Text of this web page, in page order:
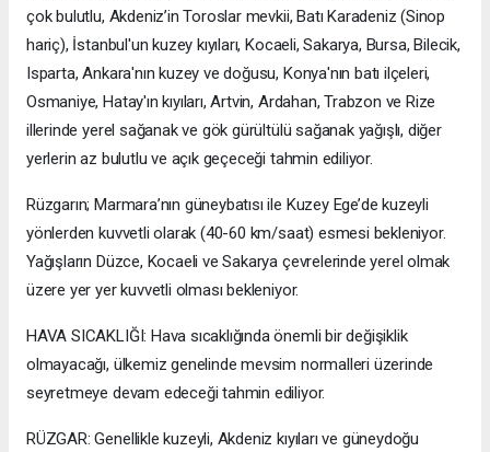
çok bulutlu, Akdeniz’in Toroslar mevkii, Batı Karadeniz (Sinop
hariç), İstanbul'un kuzey kıyıları, Kocaeli, Sakarya, Bursa, Bilecik,
Isparta, Ankara'nın kuzey ve doğusu, Konya'nın batı ilçeleri,
Osmaniye, Hatay'ın kıyıları, Artvin, Ardahan, Trabzon ve Rize
illerinde yerel sağanak ve gök gürültülü sağanak yağışlı, diğer
yerlerin az bulutlu ve açık geçeceği tahmin ediliyor.
Rüzgarın; Marmara’nın güneybatısı ile Kuzey Ege’de kuzeyli
yönlerden kuvvetli olarak (40-60 km/saat) esmesi bekleniyor.
Yağışların Düzce, Kocaeli ve Sakarya çevrelerinde yerel olmak
üzere yer yer kuvvetli olması bekleniyor.
HAVA SICAKLIĞI: Hava sıcaklığında önemli bir değişiklik
olmayacağı, ülkemiz genelinde mevsim normalleri üzerinde
seyretmeye devam edeceği tahmin ediliyor.
RÜZGAR: Genellikle kuzeyli, Akdeniz kıyıları ve güneydoğu